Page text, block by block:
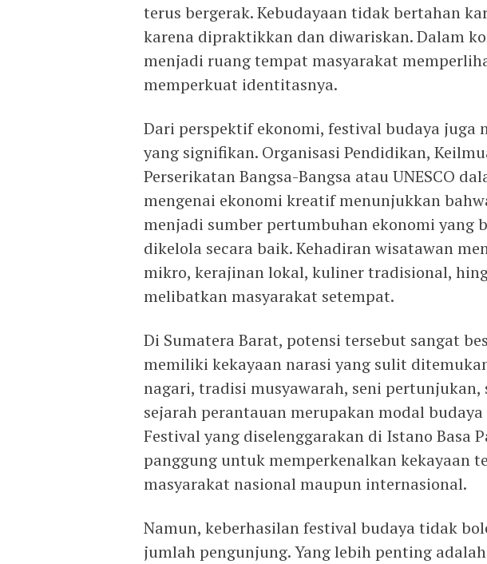
terus bergerak. Kebudayaan tidak bertahan
karena dipraktikkan dan diwariskan. Dalam
menjadi ruang tempat masyarakat
memperkuat identitasnya.
Dari perspektif ekonomi, festival budaya juga
yang signifikan. Organisasi Pendidikan,
Perserikatan Bangsa-Bangsa atau UNESCO
mengenai ekonomi kreatif menunjukkan
menjadi sumber pertumbuhan ekonomi yang
dikelola secara baik. Kehadiran wisatawan
mikro, kerajinan lokal, kuliner tradisional,
melibatkan masyarakat setempat.
Di Sumatera Barat, potensi tersebut sangat
memiliki kekayaan narasi yang sulit
nagari, tradisi musyawarah, seni pertunjukan,
sejarah perantauan merupakan modal
Festival yang diselenggarakan di Istano Basa
panggung untuk memperkenalkan kekayaan
masyarakat nasional maupun internasional.
Namun, keberhasilan festival budaya tidak
jumlah pengunjung. Yang lebih penting